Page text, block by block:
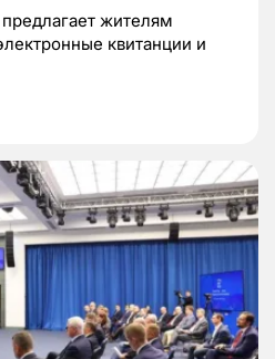
жителям
квитанции и